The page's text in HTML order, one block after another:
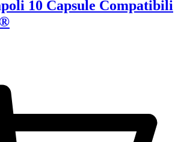
10 Capsule Compatibili